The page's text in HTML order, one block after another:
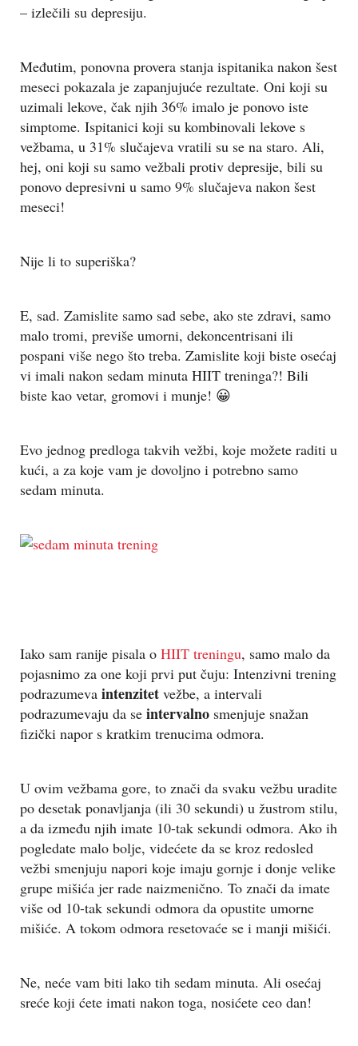
– izlečili su depresiju.
Međutim, ponovna provera stanja ispitanika nakon šest
meseci pokazala je zapanjujuće rezultate. Oni koji su
uzimali lekove, čak njih 36% imalo je ponovo iste
simptome. Ispitanici koji su kombinovali lekove s
vežbama, u 31% slučajeva vratili su se na staro. Ali,
hej, oni koji su samo vežbali protiv depresije, bili su
ponovo depresivni u samo 9% slučajeva nakon šest
meseci!
Nije li to superiška?
E, sad. Zamislite samo sad sebe, ako ste zdravi, samo
malo tromi, previše umorni, dekoncentrisani ili
pospani više nego što treba. Zamislite koji biste osećaj
vi imali nakon sedam minuta HIIT treninga?! Bili
biste kao vetar, gromovi i munje! 😀
Evo jednog predloga takvih vežbi, koje možete raditi u
kući, a za koje vam je dovoljno i potrebno samo
sedam minuta.
Iako sam ranije pisala o HIIT treningu, samo malo da
pojasnimo za one koji prvi put čuju: Intenzivni trening
podrazumeva intenzitet vežbe, a intervali
podrazumevaju da se intervalno smenjuje snažan
fizički napor s kratkim trenucima odmora.
U ovim vežbama gore, to znači da svaku vežbu uradite
po desetak ponavljanja (ili 30 sekundi) u žustrom stilu,
a da između njih imate 10-tak sekundi odmora. Ako ih
pogledate malo bolje, videćete da se kroz redosled
vežbi smenjuju napori koje imaju gornje i donje velike
grupe mišića jer rade naizmenično. To znači da imate
više od 10-tak sekundi odmora da opustite umorne
mišiće. A tokom odmora resetovaće se i manji mišići.
Ne, neće vam biti lako tih sedam minuta. Ali osećaj
sreće koji ćete imati nakon toga, nosićete ceo dan!